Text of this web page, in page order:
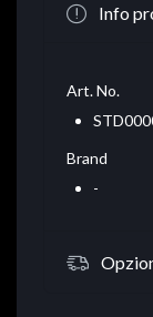
Info
Art. No.
Brand
-